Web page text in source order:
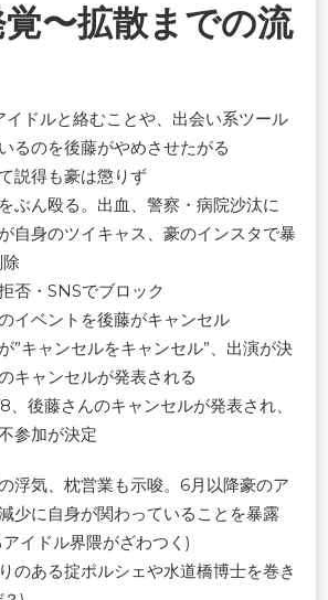
覚〜拡散までの流
イドルと絡むことや、出会い系ツール
るのを後藤がやめさせたがる
説得も豪は懲りず
ぶん殴る。出血、警察・病院沙汰に
自身のツイキャス、豪のインスタで暴
否・SNSでブロック
イベントを後藤がキャンセル
”キャンセルをキャンセル”、出演が決
キャンセルが発表される
後藤さんのキャンセルが発表され、
参加が決定
浮気、枕営業も示唆。6月以降豪のア
少に自身が関わっていることを暴露
イドル界隈がざわつく)
のある掟ポルシェや水道橋博士を巻き